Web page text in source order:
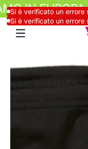
Salta al contenuto
EUROPA
Salta al contenuto
Si è verificato un errore
Si è verificato un errore